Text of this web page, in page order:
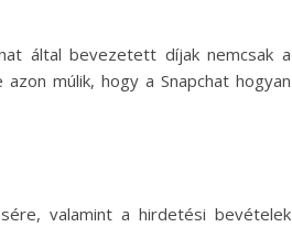
által bevezetett díjak nemcsak a
múlik, hogy a Snapchat hogyan
valamint a hirdetési bevételek